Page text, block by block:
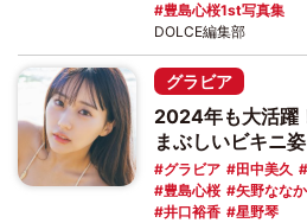
豊島心桜1st写真集
DOLCE編集部
グラビア
2024年も大活躍
まぶしいビキニ
グラビア 田中美久
豊島心桜
矢野ななか
井口裕香
星野琴